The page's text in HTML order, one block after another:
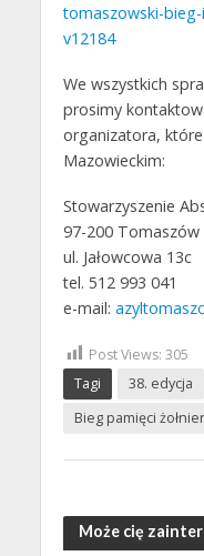
tomaszowski-
v12184
We wszystkich
prosimy
organizatora,
Mazowieckim:
Stowarzyszenie
97-200 Tomaszów
ul. Jałowcowa 13c
tel. 512 993 041
e-mail:
Post Views: 305
Tagi
38. edycja
Bieg pamięci
Może cię